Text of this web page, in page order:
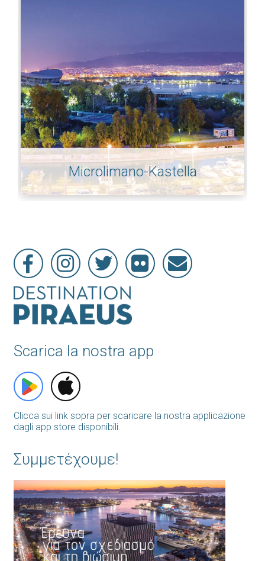
Microlimano-Kastella
Scarica la nostra app
Clicca sui link sopra per scaricare la nostra applicazione
dagli app store disponibili.
Συμμετέχουμε!